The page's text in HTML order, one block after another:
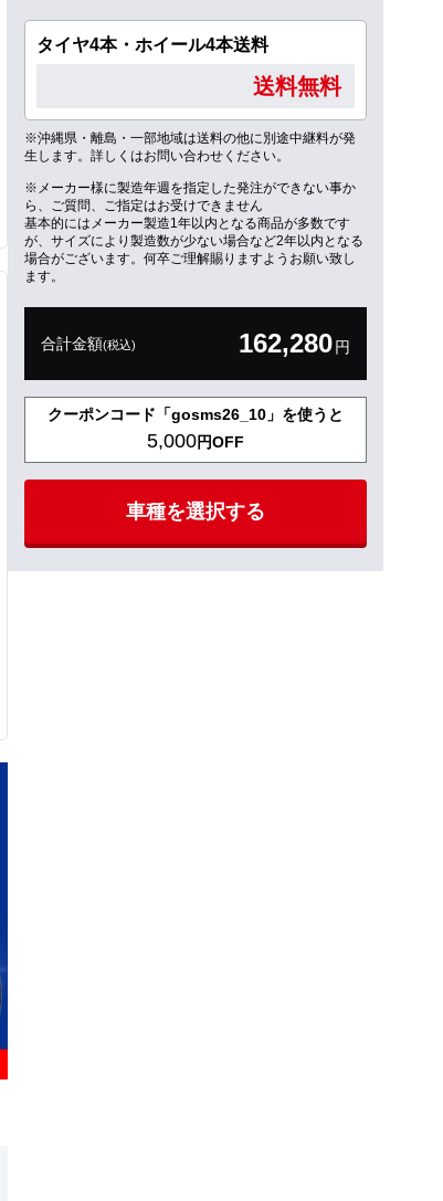
タイヤ4本・ホイール4本送料
送料無料
※沖縄県・離島・一部地域は送料の他に別途中継料が発
生します。詳しくはお問い合わせください。
※メーカー様に製造年週を指定した発注ができない事か
ら、ご質問、ご指定はお受けできません
基本的にはメーカー製造1年以内となる商品が多数です
が、サイズにより製造数が少ない場合など2年以内となる
場合がございます。何卒ご理解賜りますようお願い致し
ます。
合計金額(税込) 162,280円
クーポンコード「gosms26_10」を使うと
5,000円OFF
車種を選択する